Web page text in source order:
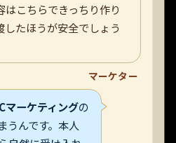
はこちらできっちり作り
したほうが安全でしょう
マーケター
マーケティングの
うんです。本人